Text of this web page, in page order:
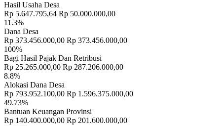
Hasil Usaha Desa
Rp 5.647.795,64 Rp 50.000.000,00
11.3%
Dana Desa
Rp 373.456.000,00 Rp 373.456.000,00
100%
Bagi Hasil Pajak Dan Retribusi
Rp 25.265.000,00 Rp 287.206.000,00
8.8%
Alokasi Dana Desa
Rp 793.952.100,00 Rp 1.596.375.000,00
49.73%
Bantuan Keuangan Provinsi
Rp 140.400.000,00 Rp 201.600.000,00